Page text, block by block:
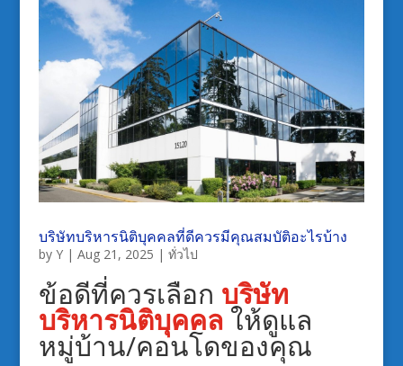
บริษัทบริหารนิติบุคคลที่ดีควรมีคุณสมบัติอะไรบ้าง
by Y| Aug 21, 2025 | ทั่วไป
ข้อดีที่ควรเลือก บริษัท
บริหารนิติบุคคลให้ดูแล
หมู่บ้าน/คอนโดของคุณ